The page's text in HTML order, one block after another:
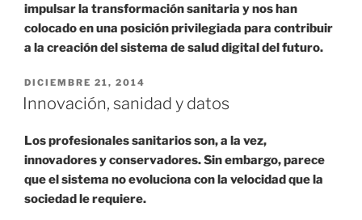
impulsar la transformación sanitaria y nos han
colocado en una posición privilegiada para contribuir
a la creación del sistema de salud digital del futuro.
PUBLICADO
EL
DICIEMBRE 21, 2014
Innovación, sanidad y datos
Los profesionales sanitarios son, a la vez,
innovadores y conservadores. Sin embargo, parece
que el sistema no evoluciona con la velocidad que la
sociedad le requiere.